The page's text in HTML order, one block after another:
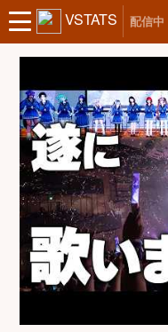
VSTATS 配信中